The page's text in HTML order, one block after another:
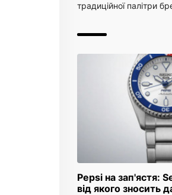
традиційної палітри
Pepsi на зап'ястя:
від якого зносить